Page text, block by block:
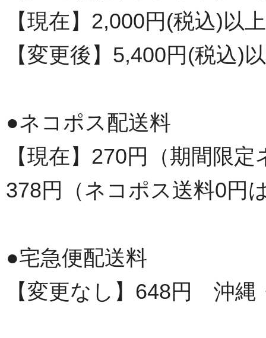
【現在】2,000円(税込)
【変更後】5,400円(税込)
●ネコポス配送料
【現在】270円（期間限
378円（ネコポス送料0円
●宅急便配送料
【変更なし】648円 沖縄